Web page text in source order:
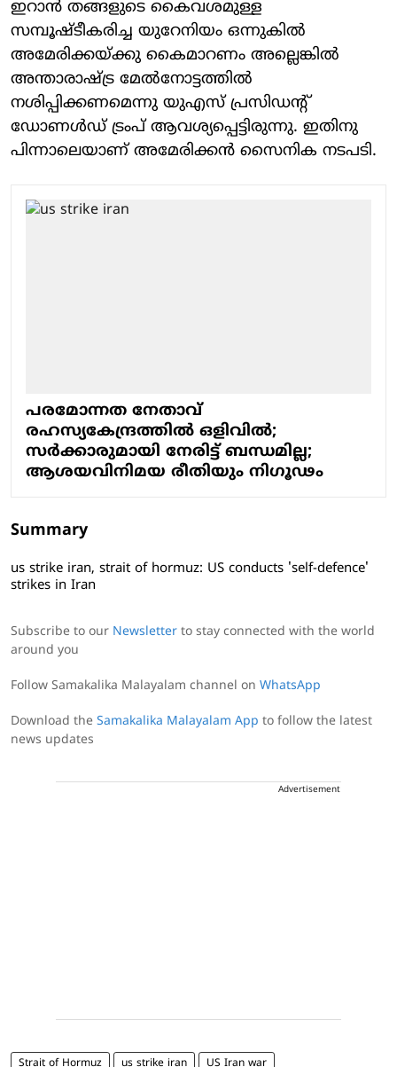
ഇറാൻ തങ്ങളുടെ കൈവശമുള്ള
സമ്പൂഷ്ടീകരിച്ച യുറേനിയം ഒന്നുകിൽ
അമേരിക്കയ്ക്കു കൈമാറണം അല്ലെങ്കിൽ
അന്താരാഷ്ട്ര മേൽനോട്ടത്തിൽ
നശിപ്പിക്കണമെന്നു യുഎസ് പ്രസിഡന്റ്
ഡോണൾഡ് ട്രംപ് ആവശ്യപ്പെട്ടിരുന്നു. ഇതിനു
പിന്നാലെയാണ് അമേരിക്കൻ സൈനിക നടപടി.
പരമോന്നത നേതാവ്
രഹസ്യകേന്ദ്രത്തില്‍ ഒളിവില്‍;
സര്‍ക്കാരുമായി നേരിട്ട് ബന്ധമില്ല;
ആശയവിനിമയ രീതിയും നിഗൂഢം
Summary
us strike iran, strait of hormuz: US conducts 'self-defence'
strikes in Iran
Subscribe to our Newsletter to stay connected with the world
around you
Follow Samakalika Malayalam channel on WhatsApp
Download the Samakalika Malayalam App to follow the latest
news updates
Advertisement
Strait of Hormuz us strike iran US Iran war